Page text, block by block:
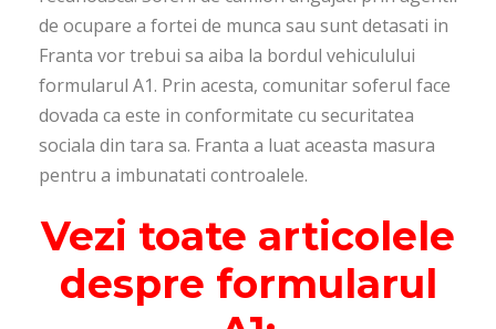
de ocupare a fortei de munca sau sunt detasati in
Franta vor trebui sa aiba la bordul vehiculului
formularul A1. Prin acesta, comunitar soferul face
dovada ca este in conformitate cu securitatea
sociala din tara sa. Franta a luat aceasta masura
pentru a imbunatati controalele.
Vezi toate articolele
despre formularul